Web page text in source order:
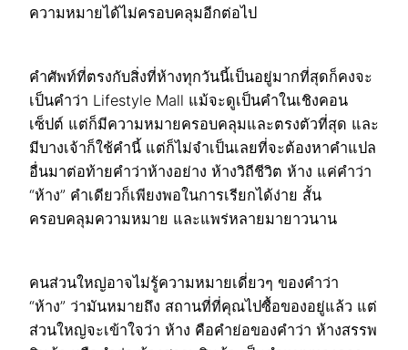
ความหมายได้ไม่ครอบคลุมอีกต่อไป
คำศัพท์ที่ตรงกับสิ่งที่ห้างทุกวันนี้เป็นอยู่มากที่สุดก็คงจะ
เป็นคำว่า Lifestyle Mall แม้จะดูเป็นคำในเชิงคอน
เซ็ปต์ แต่ก็มีความหมายครอบคลุมและตรงตัวที่สุด และ
มีบางเจ้าก็ใช้คำนี้ แต่ก็ไม่จำเป็นเลยที่จะต้องหาคำแปล
อื่นมาต่อท้ายคำว่าห้างอย่าง ห้างวิถีชีวิต ห้าง แค่คำว่า
“ห้าง” คำเดียวก็เพียงพอในการเรียกได้ง่าย สั้น
ครอบคลุมความหมาย และแพร่หลายมายาวนาน
คนส่วนใหญ่อาจไม่รู้ความหมายเดี่ยวๆ ของคำว่า
“ห้าง” ว่ามันหมายถึง สถานที่ที่คุณไปซื้อของอยู่แล้ว แต่
ส่วนใหญ่จะเข้าใจว่า ห้าง คือคำย่อของคำว่า ห้างสรรพ